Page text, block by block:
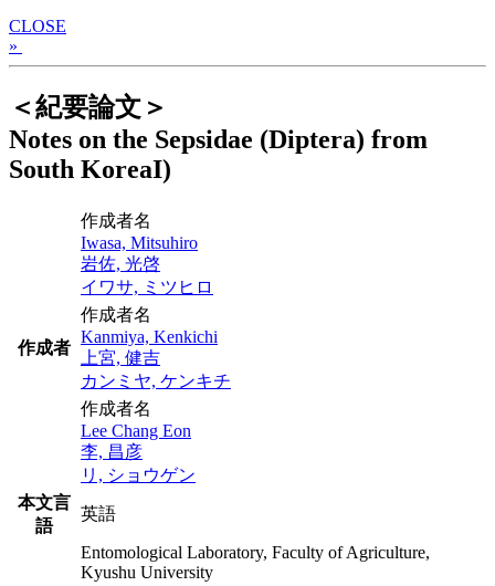
CLOSE
»
＜紀要論文＞
Notes on the Sepsidae (Diptera) from
South KoreaI)
作成者
作成者名
Iwasa, Mitsuhiro
岩佐, 光啓
イワサ, ミツヒロ
作成者名
Kanmiya, Kenkichi
上宮, 健吉
カンミヤ, ケンキチ
作成者名
Lee Chang Eon
李, 昌彦
リ, ショウゲン
本文言
語
英語
Entomological Laboratory, Faculty of Agriculture,
Kyushu University